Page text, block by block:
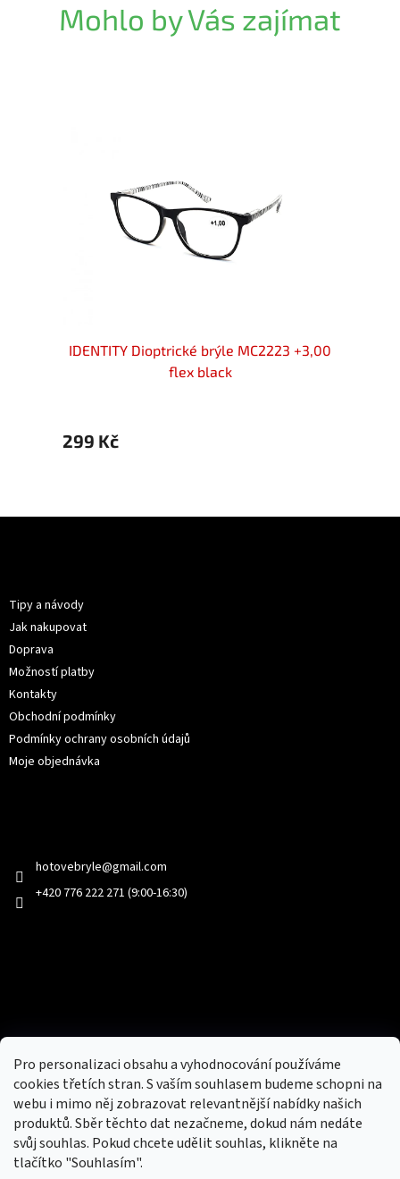
Pro personalizaci obsahu a vyhodnocování používáme
cookies třetích stran. S vaším souhlasem budeme schopni na
webu i mimo něj zobrazovat relevantnější nabídky našich
produktů. Sběr těchto dat nezačneme, dokud nám nedáte
svůj souhlas. Pokud chcete udělit souhlas, klikněte na
tlačítko "Souhlasím".
Mohlo by Vás zajímat
IDENTITY Dioptrické brýle MC2223 +3,00
flex black
299 Kč
Tipy a návody
Jak nakupovat
Doprava
Možností platby
Kontakty
Obchodní podmínky
Podmínky ochrany osobních údajů
Moje objednávka
hotovebryle@gmail.com
+420 776 222 271 (9:00-16:30)